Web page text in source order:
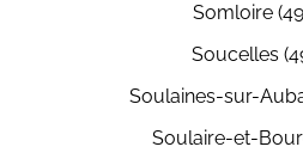
Somloire
Soucelles
Soulaines-sur-
Soulaire-et-